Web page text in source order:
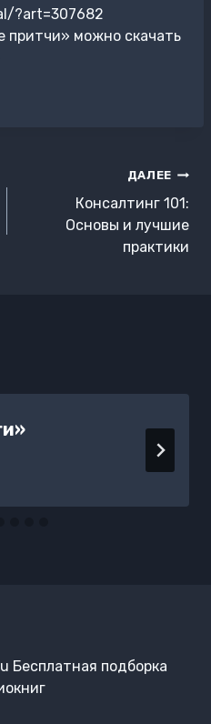
?art=307682
притчи» можно скачать
ДАЛЕЕ
Консалтинг 101:
Основы и лучшие
практики
Бесплатная подборка